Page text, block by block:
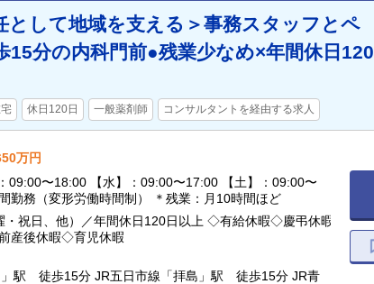
として地域を支える＞事務スタッフとペ
15分の内科門前●残業少なめ×年間休日120
休日120日 一般薬剤師 コンサルタントを経由する求人
万円
09:00〜18:00 【水】：09:00〜17:00 【土】：09:00〜
勤務（変形労働時間制） ＊残業：月10時間ほど
・祝日、他）／年間休日120日以上 ◇有給休暇◇慶弔休暇
産後休暇◇育児休暇
」駅 徒歩15分 JR五日市線「拝島」駅 徒歩15分 JR青